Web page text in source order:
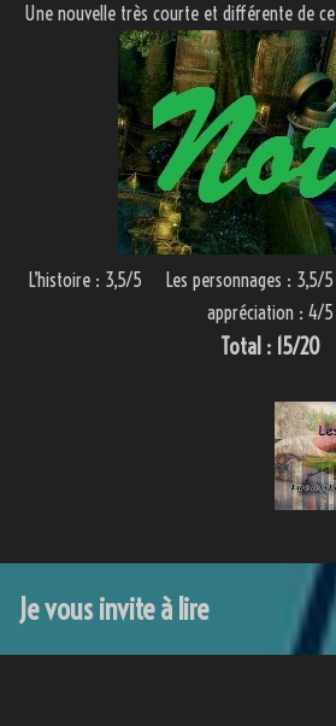
Une nouvelle très courte et différente de
L’histoire : 3,5/5 Les personnages :
appréciation : 4/5
Total : 15/20
Je vous invite à lire